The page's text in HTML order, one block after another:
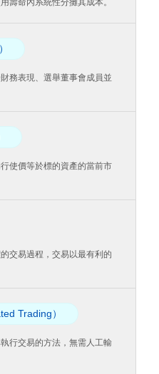
壽命內系統性分攤其成本。
務表現、選舉董事會成員並
使價等於標的資產的當前市
交易過程，交易以最有利的
Trading）
行交易的方法，無需人工輸